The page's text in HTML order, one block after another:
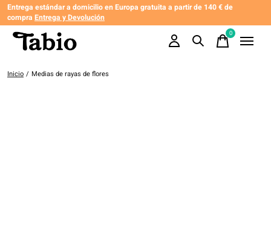
Entrega estándar a domicilio en Europa gratuita a partir de 140 € de
compra Entrega y Devolución
0items
Inicio / Medias de rayas de flores